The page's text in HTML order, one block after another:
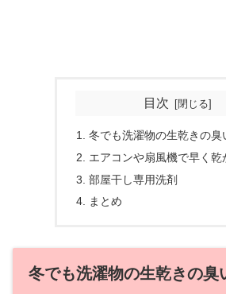
目次
冬でも洗濯物の生乾きの臭
エアコンや扇風機で早く乾
部屋干し専用洗剤
まとめ
冬でも洗濯物の生乾きの臭